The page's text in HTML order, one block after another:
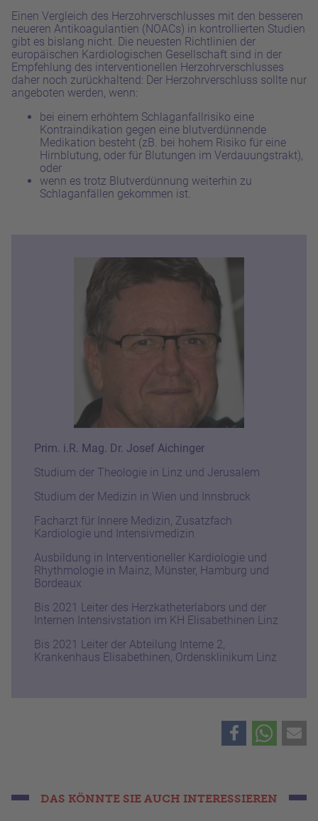
Einen Vergleich des Herzohrverschlusses mit den besseren
neueren Antikoagulantien (NOACs) in kontrollierten Studien
gibt es bislang nicht. Die neuesten Richtlinien der
europäischen Kardiologischen Gesellschaft sind in der
Empfehlung des interventionellen Herzohrverschlusses
daher noch zurückhaltend: Der Herzohrverschluss sollte nur
angeboten werden, wenn:
bei einem erhöhtem Schlaganfallrisiko eine
Kontraindikation gegen eine blutverdünnende
Medikation besteht (zB. bei hohem Risiko für eine
Hirnblutung, oder für Blutungen im Verdauungstrakt),
oder
wenn es trotz Blutverdünnung weiterhin zu
Schlaganfällen gekommen ist.
Prim. i.R. Mag. Dr. Josef Aichinger
Studium der Theologie in Linz und Jerusalem
Studium der Medizin in Wien und Innsbruck
Facharzt für Innere Medizin, Zusatzfach
Kardiologie und Intensivmedizin
Ausbildung in Interventioneller Kardiologie und
Rhythmologie in Mainz, Münster, Hamburg und
Bordeaux
Bis 2021 Leiter des Herzkatheterlabors und der
Internen Intensivstation im KH Elisabethinen Linz
Bis 2021 Leiter der Abteilung Interne 2,
Krankenhaus Elisabethinen, Ordensklinikum Linz
DAS KÖNNTE SIE AUCH INTERESSIEREN